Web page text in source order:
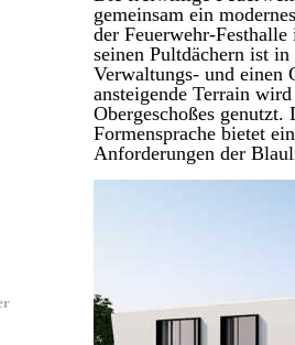
gemeinsam ein
der Feuerwehr-
seinen Pultdächern ist
Verwaltungs- und einen
ansteigende Terrain
Obergeschoßes
Formensprache bietet
Anforderungen der